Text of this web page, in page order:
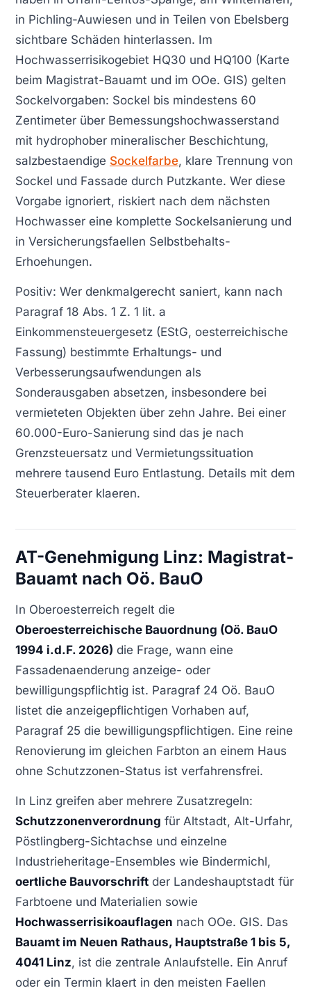
in Pichling-Auwiesen und in Teilen von Ebelsberg
sichtbare Schäden hinterlassen. Im
Hochwasserrisikogebiet HQ30 und HQ100 (Karte
beim Magistrat-Bauamt und im OOe. GIS) gelten
Sockelvorgaben: Sockel bis mindestens 60
Zentimeter über Bemessungshochwasserstand
mit hydrophober mineralischer Beschichtung,
salzbestaendige Sockelfarbe, klare Trennung von
Sockel und Fassade durch Putzkante. Wer diese
Vorgabe ignoriert, riskiert nach dem nächsten
Hochwasser eine komplette Sockelsanierung und
in Versicherungsfaellen Selbstbehalts-
Erhoehungen.
Positiv: Wer denkmalgerecht saniert, kann nach
Paragraf 18 Abs. 1 Z. 1 lit. a
Einkommensteuergesetz (EStG, oesterreichische
Fassung) bestimmte Erhaltungs- und
Verbesserungsaufwendungen als
Sonderausgaben absetzen, insbesondere bei
vermieteten Objekten über zehn Jahre. Bei einer
60.000-Euro-Sanierung sind das je nach
Grenzsteuersatz und Vermietungssituation
mehrere tausend Euro Entlastung. Details mit dem
Steuerberater klaeren.
AT-Genehmigung Linz: Magistrat-
Bauamt nach Oö. BauO
In Oberoesterreich regelt die
Oberoesterreichische Bauordnung (Oö. BauO
1994 i.d.F. 2026) die Frage, wann eine
Fassadenaenderung anzeige- oder
bewilligungspflichtig ist. Paragraf 24 Oö. BauO
listet die anzeigepflichtigen Vorhaben auf,
Paragraf 25 die bewilligungspflichtigen. Eine reine
Renovierung im gleichen Farbton an einem Haus
ohne Schutzzonen-Status ist verfahrensfrei.
In Linz greifen aber mehrere Zusatzregeln:
Schutzzonenverordnung für Altstadt, Alt-Urfahr,
Pöstlingberg-Sichtachse und einzelne
Industrieheritage-Ensembles wie Bindermichl,
oertliche Bauvorschrift der Landeshauptstadt für
Farbtoene und Materialien sowie
Hochwasserrisikoauflagen nach OOe. GIS. Das
Bauamt im Neuen Rathaus, Hauptstraße 1 bis 5,
4041 Linz, ist die zentrale Anlaufstelle. Ein Anruf
oder ein Termin klaert in den meisten Faellen